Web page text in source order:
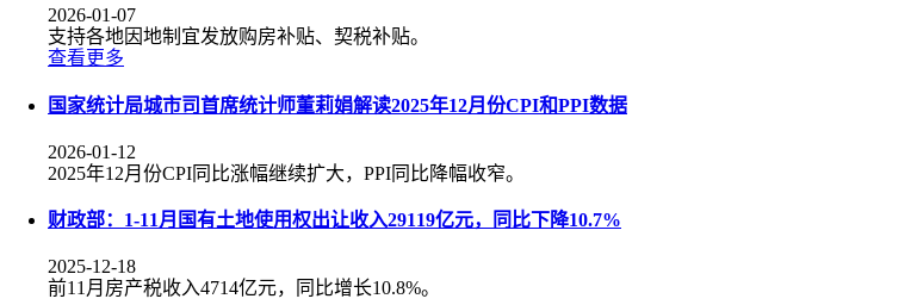
2026-01-07
支持各地因地制宜发放购房补贴、契税补贴。
查看更多
国家统计局城市司首席统计师董莉娟解读2025年12月份CPI和PPI数据
2026-01-12
2025年12月份CPI同比涨幅继续扩大，PPI同比降幅收窄。
财政部：1-11月国有土地使用权出让收入29119亿元，同比下降10.7%
2025-12-18
前11月房产税收入4714亿元，同比增长10.8%。